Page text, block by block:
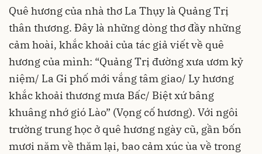
Quê hương của nhà thơ La Thụy là Quảng Trị
thân thương. Đây là những dòng thơ đầy những
cảm hoài, khắc khoải của tác giả viết về quê
hương của mình: “Quảng Trị đường xưa ươm kỷ
niệm/ La Gi phố mới vắng tâm giao/ Ly hương
khắc khoải thương mưa Bấc/ Biệt xứ bâng
khuâng nhớ gió Lào” (Vọng cố hương). Với ngôi
trường trung học ở quê hương ngày cũ, gần bốn
mươi năm về thăm lại, bao cảm xúc ùa về trong